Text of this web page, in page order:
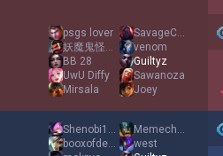
psgs lover
妖魔鬼怪快离开
BB 28
UwU Diffy
Mirsala
SavageCabb
venom
Guiltyz
Sawanoza
Joey
Shenobi1Kenobi
booxofdeath
Memechelin
west